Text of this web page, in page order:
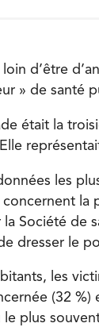
d’être
» de santé
était la
les
la
la Société
dresser le
les
(32
plus